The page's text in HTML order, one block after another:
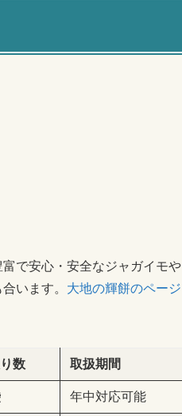
で安心・安全なジャガイモや
います。 大地の輝餅のページ
数 取扱期間
年中対応可能